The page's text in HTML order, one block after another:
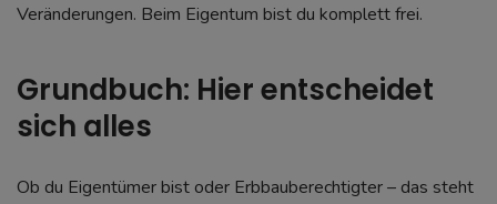
Veränderungen. Beim Eigentum bist du komplett frei.
Grundbuch: Hier entscheidet
sich alles
Ob du Eigentümer bist oder Erbbauberechtigter – das steht